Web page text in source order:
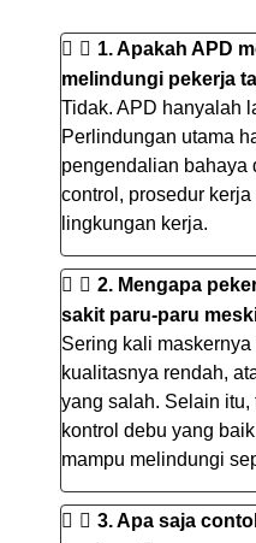
1. Apakah APD
melindungi pekerja
Tidak. APD hanyalah
Perlindungan utama
pengendalian bahaya
control, prosedur
lingkungan kerja.
2. Mengapa
sakit paru-paru
Sering kali
kualitasnya rendah,
yang salah. Selain
kontrol debu yang
mampu melindungi
3. Apa saja